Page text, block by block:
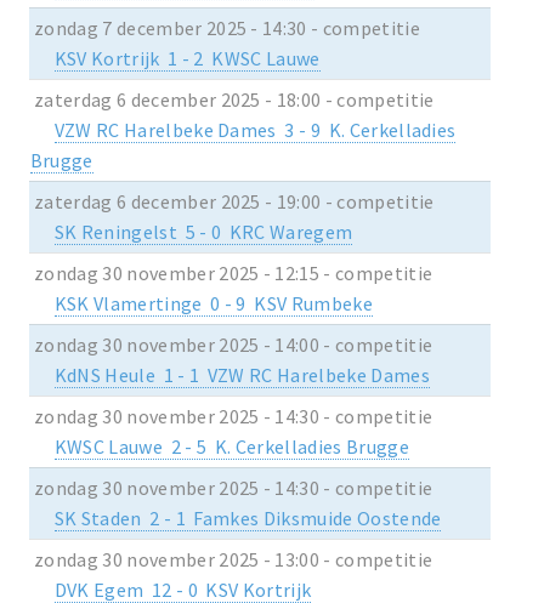
zondag 7 december 2025 - 14:30 - competitie
KSV Kortrijk 1 - 2 KWSC Lauwe
zaterdag 6 december 2025 - 18:00 - competitie
VZW RC Harelbeke Dames 3 - 9 K. Cerkelladies
Brugge
zaterdag 6 december 2025 - 19:00 - competitie
SK Reningelst 5 - 0 KRC Waregem
zondag 30 november 2025 - 12:15 - competitie
KSK Vlamertinge 0 - 9 KSV Rumbeke
zondag 30 november 2025 - 14:00 - competitie
KdNS Heule 1 - 1 VZW RC Harelbeke Dames
zondag 30 november 2025 - 14:30 - competitie
KWSC Lauwe 2 - 5 K. Cerkelladies Brugge
zondag 30 november 2025 - 14:30 - competitie
SK Staden 2 - 1 Famkes Diksmuide Oostende
zondag 30 november 2025 - 13:00 - competitie
DVK Egem 12 - 0 KSV Kortrijk